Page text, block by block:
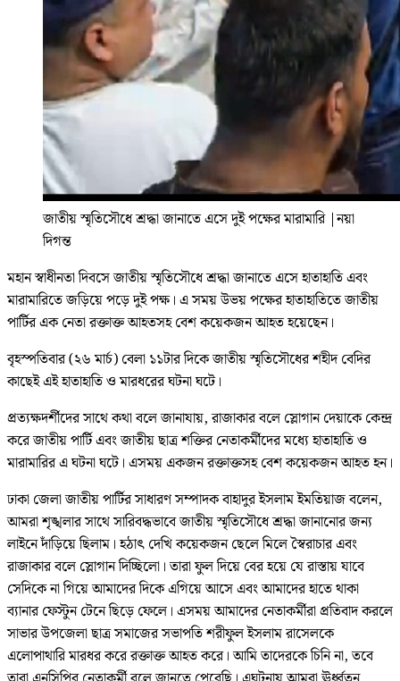
জাতীয় স্মৃতিসৌধে শ্রদ্ধা জানাতে এসে দুই পক্ষের মারামারি |নয়া
দিগন্ত
মহান স্বাধীনতা দিবসে জাতীয় স্মৃতিসৌধে শ্রদ্ধা জানাতে এসে হাতাহাতি এবং
মারামারিতে জড়িয়ে পড়ে দুই পক্ষ। এ সময় উভয় পক্ষের হাতাহাতিতে জাতীয়
পার্টির এক নেতা রক্তাক্ত আহতসহ বেশ কয়েকজন আহত হয়েছেন।
বৃহস্পতিবার (২৬ মার্চ) বেলা ১১টার দিকে জাতীয় স্মৃতিসৌধের শহীদ বেদির
কাছেই এই হাতাহাতি ও মারধরের ঘটনা ঘটে।
প্রত্যক্ষদর্শীদের সাথে কথা বলে জানাযায়, রাজাকার বলে স্লোগান দেয়াকে কেন্দ্র
করে জাতীয় পার্টি এবং জাতীয় ছাত্র শক্তির নেতাকর্মীদের মধ্যে হাতাহাতি ও
মারামারির এ ঘটনা ঘটে। এসময় একজন রক্তাক্তসহ বেশ কয়েকজন আহত হন।
ঢাকা জেলা জাতীয় পার্টির সাধারণ সম্পাদক বাহাদুর ইসলাম ইমতিয়াজ বলেন,
আমরা শৃঙ্খলার সাথে সারিবদ্ধভাবে জাতীয় স্মৃতিসৌধে শ্রদ্ধা জানানোর জন্য
লাইনে দাঁড়িয়ে ছিলাম। হঠাৎ দেখি কয়েকজন ছেলে মিলে স্বৈরাচার এবং
রাজাকার বলে স্লোগান দিচ্ছিলো। তারা ফুল দিয়ে বের হয়ে যে রাস্তায় যাবে
সেদিকে না গিয়ে আমাদের দিকে এগিয়ে আসে এবং আমাদের হাতে থাকা
ব্যানার ফেস্টুন টেনে ছিড়ে ফেলে। এসময় আমাদের নেতাকর্মীরা প্রতিবাদ করলে
সাভার উপজেলা ছাত্র সমাজের সভাপতি শরীফুল ইসলাম রাসেলকে
এলোপাথারি মারধর করে রক্তাক্ত আহত করে। আমি তাদেরকে চিনি না, তবে